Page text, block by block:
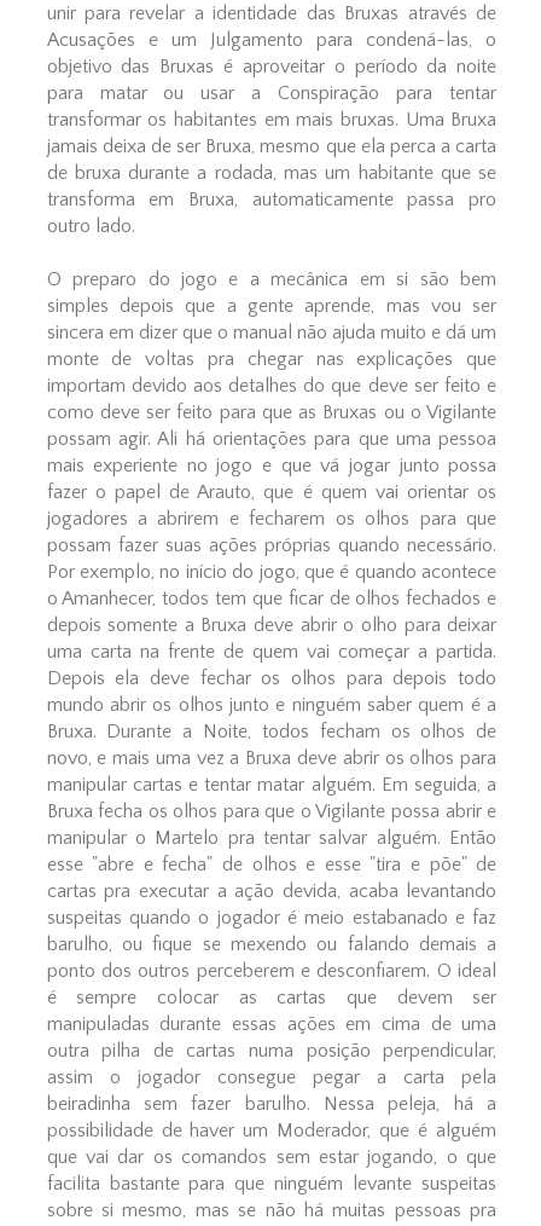
unir para revelar a identidade das Bruxas através de
Acusações e um Julgamento para condená-las, o
objetivo das Bruxas é aproveitar o período da noite
para matar ou usar a Conspiração para tentar
transformar os habitantes em mais bruxas. Uma Bruxa
jamais deixa de ser Bruxa, mesmo que ela perca a carta
de bruxa durante a rodada, mas um habitante que se
transforma em Bruxa, automaticamente passa pro
outro lado.
O preparo do jogo e a mecânica em si são bem
simples depois que a gente aprende, mas vou ser
sincera em dizer que o manual não ajuda muito e dá um
monte de voltas pra chegar nas explicações que
importam devido aos detalhes do que deve ser feito e
como deve ser feito para que as Bruxas ou o Vigilante
possam agir. Ali há orientações para que uma pessoa
mais experiente no jogo e que vá jogar junto possa
fazer o papel de Arauto, que é quem vai orientar os
jogadores a abrirem e fecharem os olhos para que
possam fazer suas ações próprias quando necessário.
Por exemplo, no início do jogo, que é quando acontece
o Amanhecer, todos tem que ficar de olhos fechados e
depois somente a Bruxa deve abrir o olho para deixar
uma carta na frente de quem vai começar a partida.
Depois ela deve fechar os olhos para depois todo
mundo abrir os olhos junto e ninguém saber quem é a
Bruxa. Durante a Noite, todos fecham os olhos de
novo, e mais uma vez a Bruxa deve abrir os olhos para
manipular cartas e tentar matar alguém. Em seguida, a
Bruxa fecha os olhos para que o Vigilante possa abrir e
manipular o Martelo pra tentar salvar alguém. Então
esse "abre e fecha" de olhos e esse "tira e põe" de
cartas pra executar a ação devida, acaba levantando
suspeitas quando o jogador é meio estabanado e faz
barulho, ou fique se mexendo ou falando demais a
ponto dos outros perceberem e desconfiarem. O ideal
é sempre colocar as cartas que devem ser
manipuladas durante essas ações em cima de uma
outra pilha de cartas numa posição perpendicular,
assim o jogador consegue pegar a carta pela
beiradinha sem fazer barulho. Nessa peleja, há a
possibilidade de haver um Moderador, que é alguém
que vai dar os comandos sem estar jogando, o que
facilita bastante para que ninguém levante suspeitas
sobre si mesmo, mas se não há muitas pessoas pra